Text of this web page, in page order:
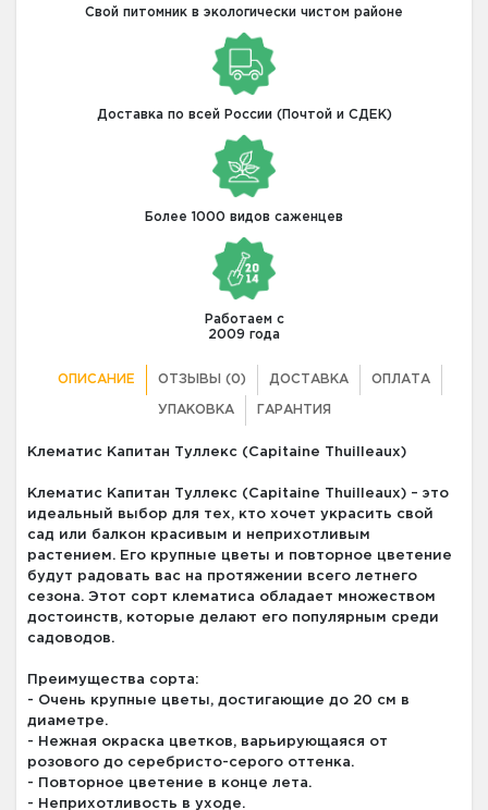
Свой питомник в экологически чистом районе
Доставка по всей России (Почтой и СДЕК)
Более 1000 видов саженцев
Работаем с
2009 года
ОПИСАНИЕ ОТЗЫВЫ (0) ДОСТАВКА ОПЛАТА
УПАКОВКА ГАРАНТИЯ
Клематис Капитан Туллекс (Capitaine Thuilleaux)
Клематис Капитан Туллекс (Capitaine Thuilleaux) – это
идеальный выбор для тех, кто хочет украсить свой
сад или балкон красивым и неприхотливым
растением. Его крупные цветы и повторное цветение
будут радовать вас на протяжении всего летнего
сезона. Этот сорт клематиса обладает множеством
достоинств, которые делают его популярным среди
садоводов.
Преимущества сорта:
- Очень крупные цветы, достигающие до 20 см в
диаметре.
- Нежная окраска цветков, варьирующаяся от
розового до серебристо-серого оттенка.
- Повторное цветение в конце лета.
- Неприхотливость в уходе.